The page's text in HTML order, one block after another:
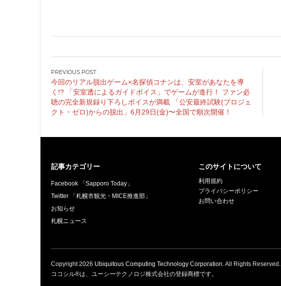
投
稿
ナ
ビ
ー
ョ
今回のリアル脱出ゲーム×名探偵コナンは、安室があなたを導
く!? 「安室透によるガイドボイス」でゲームが進行！ ファン必
聴の完全新規録り下ろしボイスが満載 「公安最終試験(プロジェ
クト・ゼロ)からの脱出」6月29日(金)〜全国で順次開催！
記事カテゴリー
Facebook 「Sapporo Today」
Twitter 「札幌市観光・MICE推進部」
お知らせ
札幌ニュース
このサイトについて
利用規約
プライバシーポリシー
お問い合わせ
Copyright2026 Ubiquitous Computing Technology Corporation. All Rights Reserved.
ココシル®は、ユーシーテクノロジ株式会社の登録商標です。